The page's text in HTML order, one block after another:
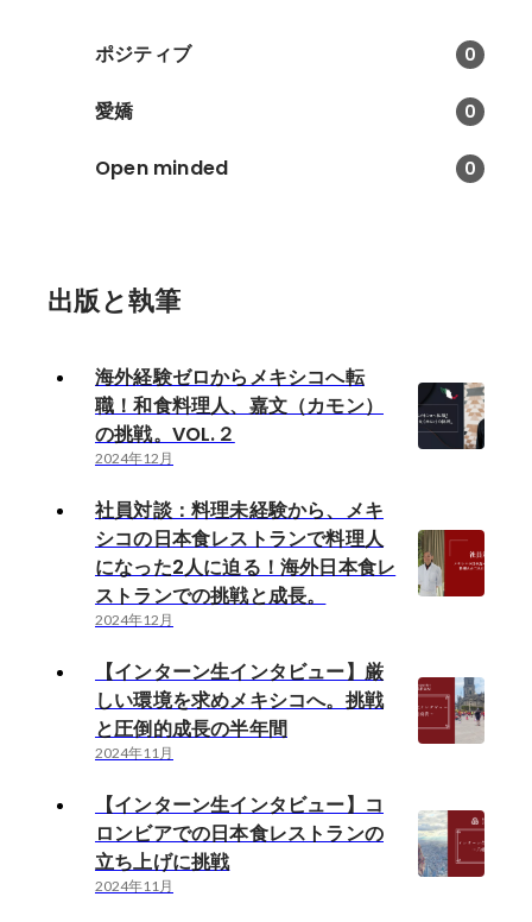
ポジティブ 0
愛嬌 0
Open minded 0
出版と執筆
海外経験ゼロからメキシコへ転
職！和食料理人、嘉文（カモン）
の挑戦。VOL.２
2024年12月
社員対談：料理未経験から、メキ
シコの日本食レストランで料理人
になった2人に迫る！海外日本食レ
ストランでの挑戦と成長。
2024年12月
【インターン生インタビュー】厳
しい環境を求めメキシコへ。挑戦
と圧倒的成長の半年間
2024年11月
【インターン生インタビュー】コ
ロンビアでの日本食レストランの
立ち上げに挑戦
2024年11月